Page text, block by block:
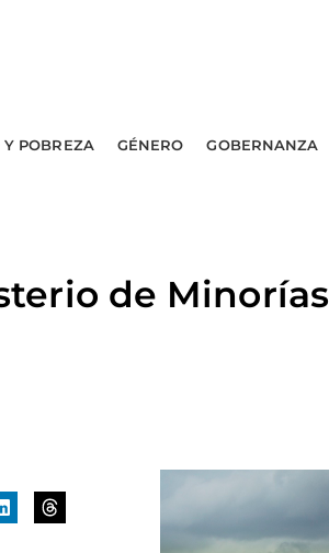
POBREZA GÉNERO GOBERNANZA
de Minorías